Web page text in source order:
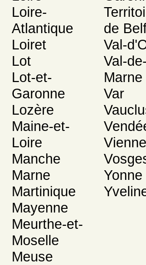
Loire-
Atlantique
Loiret
Lot
Lot-et-
Garonne
Lozère
Maine-et-
Loire
Manche
Marne
Martinique
Mayenne
Meurthe-et-
Moselle
Meuse
de
Val-
Val-
Marne
Var
Vienne
Yonne